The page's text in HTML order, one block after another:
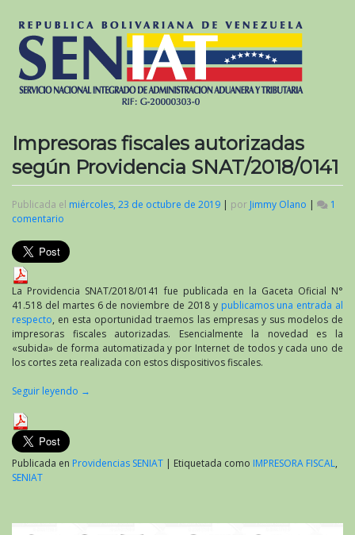
Impresoras fiscales autorizadas
según Providencia SNAT/2018/0141
Publicada el miércoles, 23 de octubre de 2019 | por Jimmy Olano |
1
comentario
fiscales
autorizadas
Providencia
SNAT/2018/0141
La Providencia SNAT/2018/0141 fue publicada en la Gaceta Oficial N°
41.518 del martes 6 de noviembre de 2018 y publicamos una entrada al
respecto, en esta oportunidad traemos las empresas y sus modelos de
impresoras fiscales autorizadas. Esencialmente la novedad es la
«subida» de forma automatizada y por Internet de todos y cada uno de
los cortes zeta realizada con estos dispositivos fiscales.
Seguir leyendo →
Publicada en Providencias SENIAT | Etiquetada como IMPRESORA FISCAL,
SENIAT